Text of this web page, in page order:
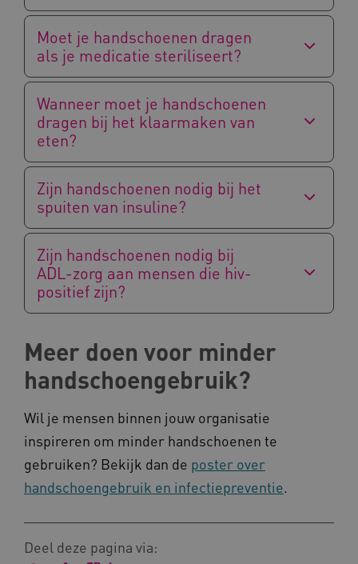
Moet je handschoenen dragen
als je medicatie steriliseert?
Wanneer moet je handschoenen
dragen bij het klaarmaken van
eten?
Zijn handschoenen nodig bij het
spuiten van insuline?
Zijn handschoenen nodig bij
ADL-zorg aan mensen die hiv-
positief zijn?
Meer doen voor minder
handschoengebruik?
Wil je mensen binnen jouw organisatie
inspireren om minder handschoenen te
gebruiken? Bekijk dan de poster over
handschoengebruik en infectiepreventie.
Deel deze pagina via:
Naam Provider/Domein
_ga
Google LLC
.kennispleingehandicaptensector.nl
_ga_NWZZME161M
Naam Provider/Domein
FPID
Google
BCSessionID
AWSALB
Amazon.com Inc.
a594.kennispleingehandicaptensector.nl